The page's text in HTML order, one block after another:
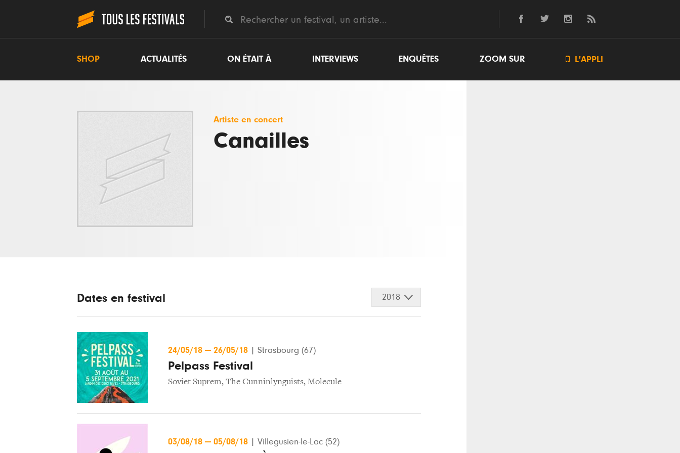
SHOP ACTUALITÉS ON ÉTAIT À INTERVIEWS ENQUÊTES ZOOM SUR  L'APPLI
Artiste en concert
Canailles
Dates en festival 2018
24/05/18 — 26/05/18 Strasbourg (67)
Pelpass Festival
Soviet Suprem, The Cunninlynguists, Molecule
03/08/18 — 05/08/18 Villegusien-le-Lac (52)